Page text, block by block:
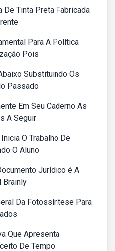
De Tinta Preta Fabricada
Para A Política
Pois
Substituindo Os
Passado
Em Seu Caderno As
A Seguir
O Trabalho De
O Aluno
Jurídico é A
Brainly
Da Fotossíntese Para
Que Apresenta
De Tempo